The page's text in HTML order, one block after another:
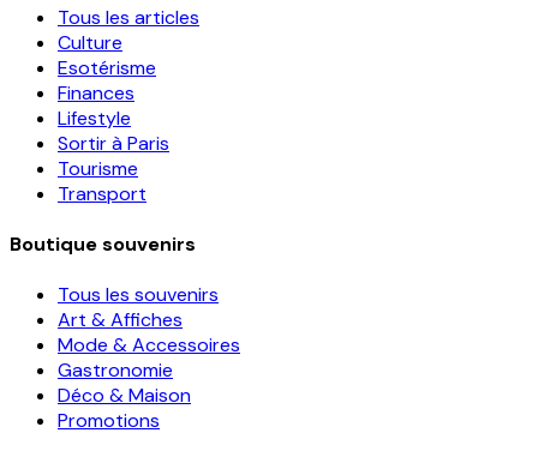
Tous les articles
Culture
Esotérisme
Finances
Lifestyle
Sortir à Paris
Tourisme
Transport
Boutique souvenirs
Tous les souvenirs
Art & Affiches
Mode & Accessoires
Gastronomie
Déco & Maison
Promotions